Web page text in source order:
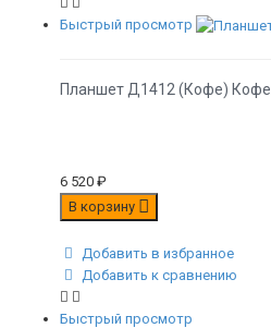
Быстрый просмотр
Планшет Д1412 (Кофе) Кофе
6 520 ₽
В корзину
Добавить в избранное
Добавить к сравнению
Быстрый просмотр